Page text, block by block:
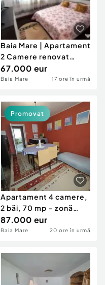
Baia Mare | Apartament
2 Camere renovat
mobilat utilat
67.000 eur
Baia Mare 17 ore în urmă
Apartament 4 camere,
2 băi, 70 mp – zonă
verde și lini?
87.000 eur
Baia Mare 20 ore în urmă
Promovat